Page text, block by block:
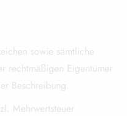
sowie sämtliche
rechtmäßigen Eigentümer
Beschreibung.
Mehrwertsteuer